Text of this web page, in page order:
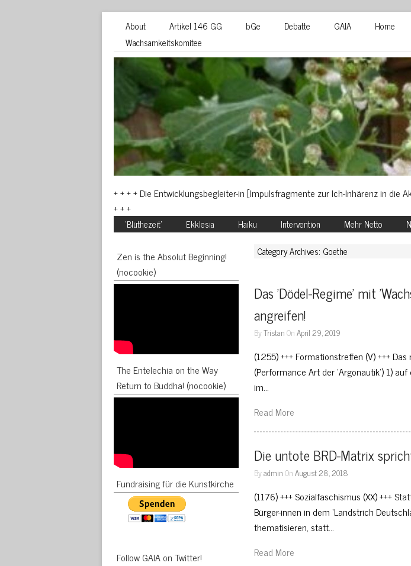
About Artikel 146 GG bGe Debatte GAIA Home
Wachsamkeitskomitee
+ + + + Die Entwicklungsbegleiter-in [Impulsfragmente zur Ich-Inhärenz in die
+ + +
‘Blüthezeit’ Ekklesia Haiku Intervention Mehr Netto
Zen is the Absolut Beginning!
(nocookie)
The Entelechia on the Way
Return to Buddha! (nocookie)
Fundraising für die Kunstkirche
Follow GAIA on Twitter!
Category Archives: Goethe
Das 'Dödel-Regime' mit
angreifen!
ByTristanOnApril 29, 2019
(1255) +++ Formationstreffen (V) +++
(Performance Art der ‘Argonautik’) 1) auf
im…
Read More
Die untote BRD-Matrix
ByadminOnAugust 28, 2018
(1176) +++ Sozialfaschismus (XX) +++
Bürger-innen in dem ‘Landstrich
thematisieren, statt…
Read More